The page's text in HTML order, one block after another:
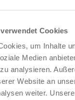
Cookies
um Inhalte
Medien
analysieren.
Website an
weiter.